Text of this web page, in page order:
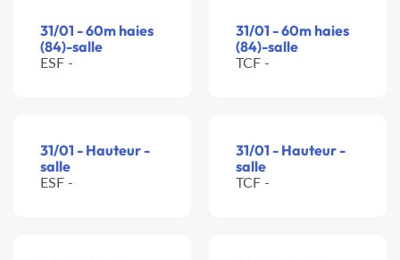
31/01 - 60m haies
(84)-salle
ESF -
31/01 - 60m haies
(84)-salle
TCF -
31/01 - Hauteur -
salle
ESF -
31/01 - Hauteur -
salle
TCF -